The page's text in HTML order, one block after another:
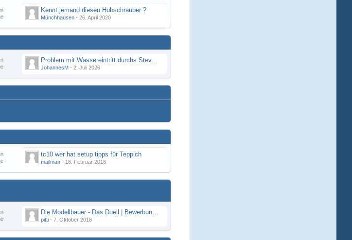
Kennt jemand diesen Hubschrauber ?
Münchhausen - 26. April 2020
Problem mit Wassereintritt durchs Stevenrohr beim Rennboot
JohannesM - 2. Juli 2026
tc10 wer hat setup tipps für Teppich
mailman - 16. Februar 2016
Die Modellbauer - Das Duell | Bewerbung für neue Staffel bei DMAX *Werbung*
pitti - 7. Oktober 2018